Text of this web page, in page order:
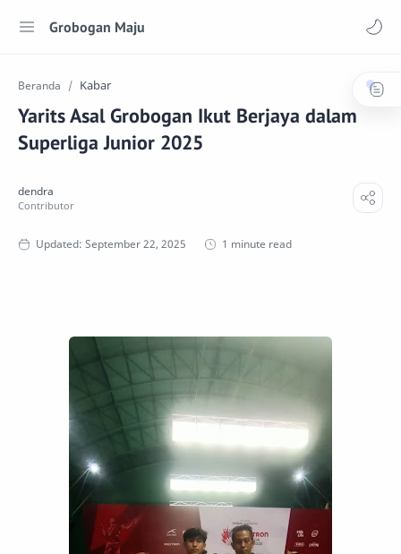
Grobogan Maju
Beranda Kabar
Yarits Asal Grobogan Ikut Berjaya dalam
Superliga Junior 2025
1 minute read